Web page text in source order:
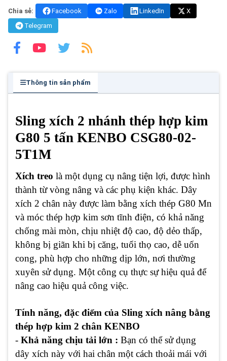
Chia sẻ: Facebook Zalo LinkedIn
X
Telegram
Thông tin sản phẩm
Sling xích 2 nhánh thép hợp kim
G80 5 tấn KENBO CSG80-02-
5T1M
Xích treo là một dụng cụ nâng tiện lợi, được hình
thành từ vòng nâng và các phụ kiện khác. Dây
xích 2 chân này được làm bằng xích thép G80 Mn
và móc thép hợp kim sơn tĩnh điện, có khả năng
chống mài mòn, chịu nhiệt độ cao, độ dẻo thấp,
không bị giãn khi bị căng, tuổi thọ cao, dễ uốn
cong, phù hợp cho những dịp lớn, nơi thường
xuyên sử dụng. Một công cụ thực sự hiệu quả để
nâng cao hiệu quả công việc.
Tính năng, đặc điểm của Sling xích nâng bằng
thép hợp kim 2 chân KENBO
- Khả năng chịu tải lớn : Bạn có thể sử dụng
dây xích này với hai chân một cách thoải mái với